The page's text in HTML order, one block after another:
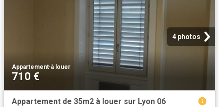
4 photos
Appartement·à louer
710 €
Appartement de 35m2 à louer sur Lyon 06